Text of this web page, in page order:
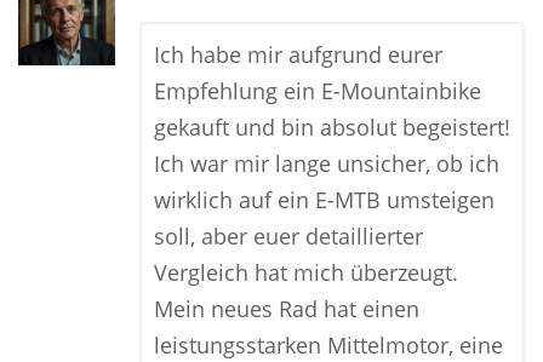
Ich habe mir aufgrund eurer
Empfehlung ein E-Mountainbike
gekauft und bin absolut begeistert!
Ich war mir lange unsicher, ob ich
wirklich auf ein E-MTB umsteigen
soll, aber euer detaillierter
Vergleich hat mich überzeugt.
Mein neues Rad hat einen
leistungsstarken Mittelmotor, eine